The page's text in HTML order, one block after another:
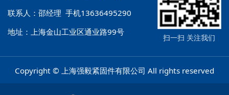
联系人：邵经理 手机13636495290
地址：上海金山工业区通业路99号
扫一扫 关注我们
Copyright © 上海强毅紧固件有限公司 All rights reserved